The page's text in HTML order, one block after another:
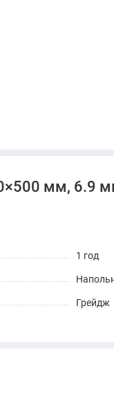
мм, 6.9
1 год
Грейдж